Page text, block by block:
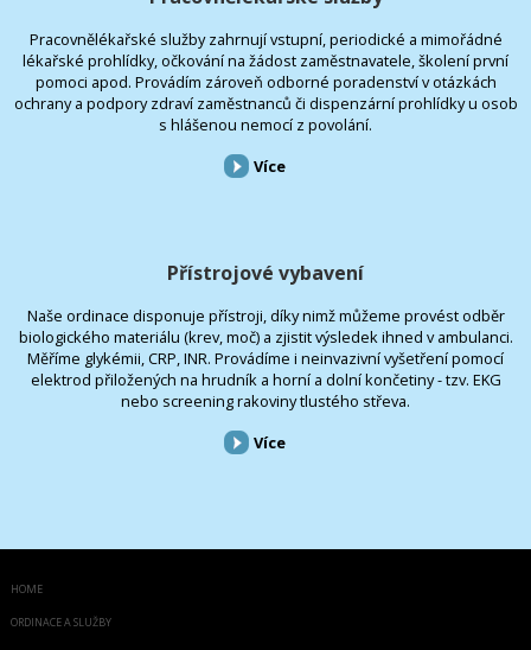
Pracovnělékařské služby zahrnují vstupní, periodické a mimořádné
lékařské prohlídky, očkování na žádost zaměstnavatele, školení první
pomoci apod. Provádím zároveň odborné poradenství v otázkách
ochrany a podpory zdraví zaměstnanců či dispenzární prohlídky u osob
s hlášenou nemocí z povolání.
Více
Přístrojové vybavení
Naše ordinace disponuje přístroji, díky nimž můžeme provést odběr
biologického materiálu (krev, moč) a zjistit výsledek ihned v ambulanci.
Měříme glykémii, CRP, INR. Provádíme i neinvazivní vyšetření pomocí
elektrod přiložených na hrudník a horní a dolní končetiny - tzv. EKG
nebo screening rakoviny tlustého střeva.
Více
HOME
ORDINACE A SLUŽBY